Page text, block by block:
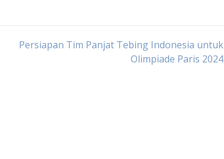
Persiapan Tim Panjat Tebing Indonesia untuk
Olimpiade Paris 2024